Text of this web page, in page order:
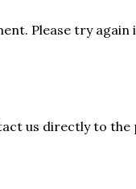
Please try again
us directly to the